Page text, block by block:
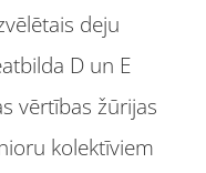
deju
D un E
vērtības žūrijas
kolektīviem